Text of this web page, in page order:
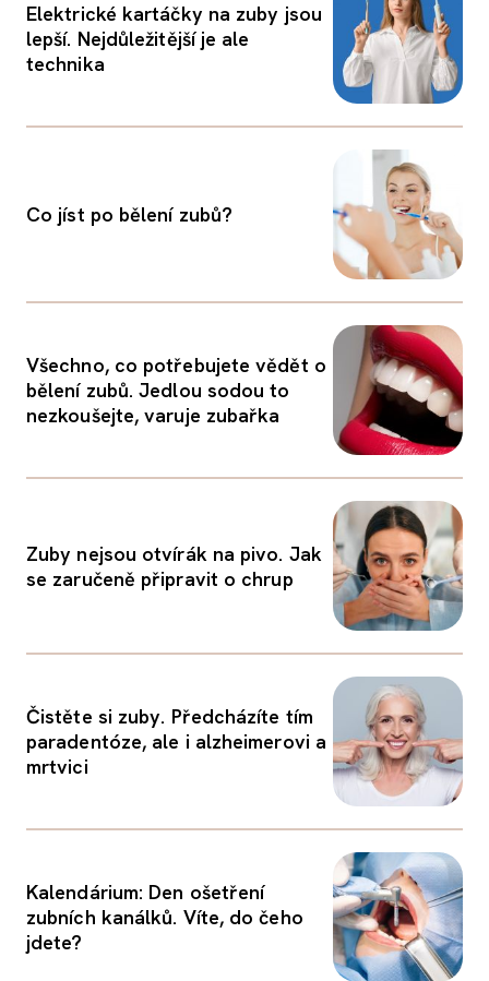
Elektrické kartáčky na zuby jsou
lepší. Nejdůležitější je ale
technika
Co jíst po bělení zubů?
Všechno, co potřebujete vědět o
bělení zubů. Jedlou sodou to
nezkoušejte, varuje zubařka
Zuby nejsou otvírák na pivo. Jak
se zaručeně připravit o chrup
Čistěte si zuby. Předcházíte tím
paradentóze, ale i alzheimerovi a
mrtvici
Kalendárium: Den ošetření
zubních kanálků. Víte, do čeho
jdete?